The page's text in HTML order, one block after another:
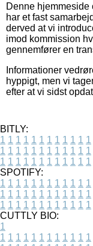
Denne
har et fast
derved at vi
imod kommission
gennemfører en
Informationer
hyppigt, men vi
efter at vi sidst
BITLY:
1 1 1 1 1 1 1 1 1 1 1 1
1 1 1 1 1 1 1 1 1 1 1 1
1 1 1 1 1 1 1 1 1 1 1 1
SPOTIFY:
1 1 1 1 1 1 1 1 1 1 1 1
1 1 1 1 1 1 1 1 1 1 1 1
1 1 1 1 1 1 1 1 1 1 1 1
CUTTLY BIO:
1
1 1 1 1 1 1 1 1 1 1 1 1